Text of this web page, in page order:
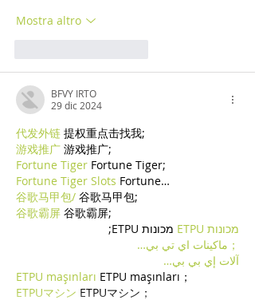
Mostra altro
BFVY IRTO
29 dic 2024
代发外链 提权重点击找我;
游戏推广 游戏推广;
Fortune Tiger Fortune Tiger;
Fortune Tiger Slots Fortune…
谷歌马甲包/ 谷歌马甲包;
谷歌霸屏 谷歌霸屏;
מכונות ETPU
מכונות ETPU;
；ماكينات اي تي بي…
آلات إي بي بي…
ETPU maşınları ETPU maşınları；
ETPUマシン ETPUマシン；